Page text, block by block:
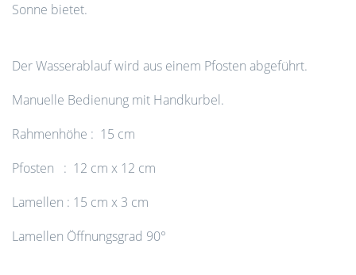
Sonne bietet.
Der Wasserablauf wird aus einem Pfosten abgeführt.
Manuelle Bedienung mit Handkurbel.
Rahmenhöhe : 15 cm
Pfosten : 12 cm x 12 cm
Lamellen : 15 cm x 3 cm
Lamellen Öffnungsgrad 90°